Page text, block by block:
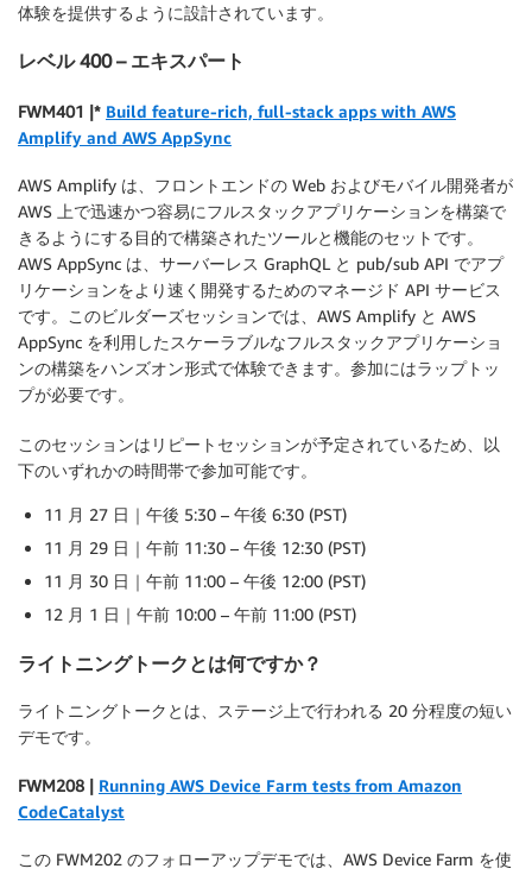
体験を提供するように設計されています。
レベル 400 – エキスパート
FWM401 |* Build feature-rich, full-stack apps with AWS
Amplify and AWS AppSync
AWS Amplify は、フロントエンドの Web およびモバイル開発者が
AWS 上で迅速かつ容易にフルスタックアプリケーションを構築で
きるようにする目的で構築されたツールと機能のセットです。
AWS AppSync は、サーバーレス GraphQL と pub/sub API でアプ
リケーションをより速く開発するためのマネージド API サービス
です。このビルダーズセッションでは、AWS Amplify と AWS
AppSync を利用したスケーラブルなフルスタックアプリケーショ
ンの構築をハンズオン形式で体験できます。参加にはラップトッ
プが必要です。
このセッションはリピートセッションが予定されているため、以
下のいずれかの時間帯で参加可能です。
11 月 27 日｜午後 5:30 – 午後 6:30 (PST)
11 月 29 日｜午前 11:30 – 午後 12:30 (PST)
11 月 30 日｜午前 11:00 – 午後 12:00 (PST)
12 月 1 日｜午前 10:00 – 午前 11:00 (PST)
ライトニングトークとは何ですか？
ライトニングトークとは、ステージ上で行われる 20 分程度の短い
デモです。
FWM208 | Running AWS Device Farm tests from Amazon
CodeCatalyst
この FWM202 のフォローアップデモでは、AWS Device Farm を使